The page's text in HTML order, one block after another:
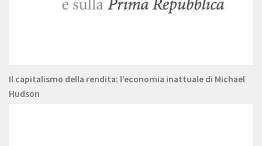
Il capitalismo della rendita: l’economia inattuale di Michael
Hudson